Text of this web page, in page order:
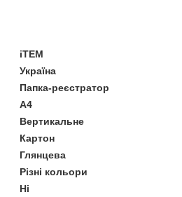
iTEM
Україна
Папка-реєстратор
A4
Вертикальне
Картон
Глянцева
Різні кольори
Ні